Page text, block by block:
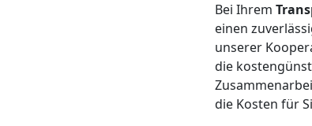
Bei Ihrem
einen
unserer
die
die Kosten für